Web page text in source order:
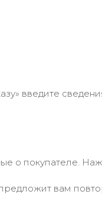
введите
о покупателе.
вам